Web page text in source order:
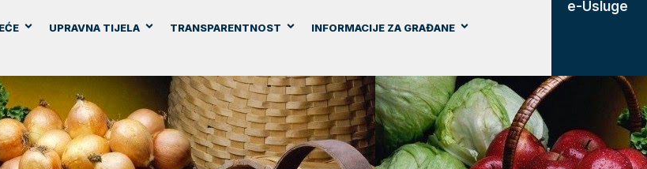
UPRAVNA TIJELA TRANSPARENTNOST
INFORMACIJE ZA GRAĐANE
e-Usluge